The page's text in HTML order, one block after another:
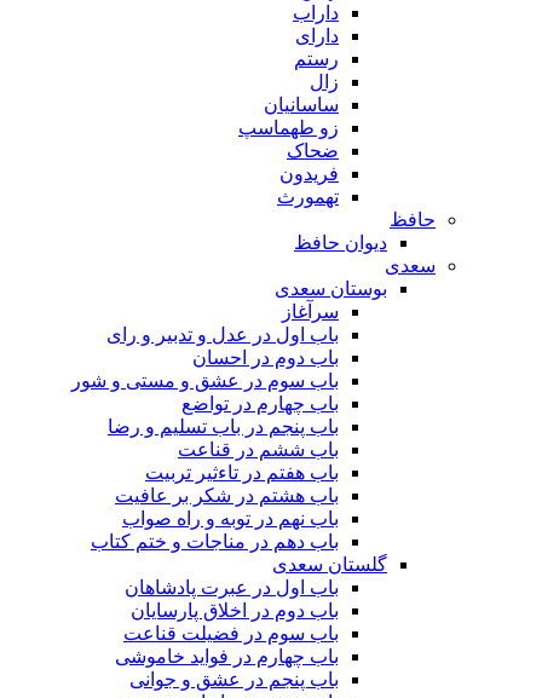
داراب
دارای
رستم
زال
ساسانیان
زو طهماسپ‏
ضحاک
فریدون
تهمورث
حافظ
دیوان حافظ
سعدی
بوستان سعدی
سرآغاز
باب اول در عدل و تدبیر و رای
باب دوم در احسان
باب سوم در عشق و مستی و شور
باب چهارم در تواضع
باب پنجم در باب تسلیم و رضا
باب ششم در قناعت
باب هفتم در تاءثیر تربیت
باب هشتم در شکر بر عافیت
باب نهم در توبه و راه صواب
باب دهم در مناجات و ختم کتاب
گلستان سعدی
باب اول در عبرت پادشاهان
باب دوم در اخلاق پارسایان
باب سوم در فضیلت قناعت
باب چهارم در فواید خاموشى
باب پنجم در عشق و جوانى